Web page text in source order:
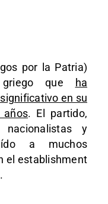
por la Patria)
que ha
en su
años. El partido,
y
a muchos
el establishment